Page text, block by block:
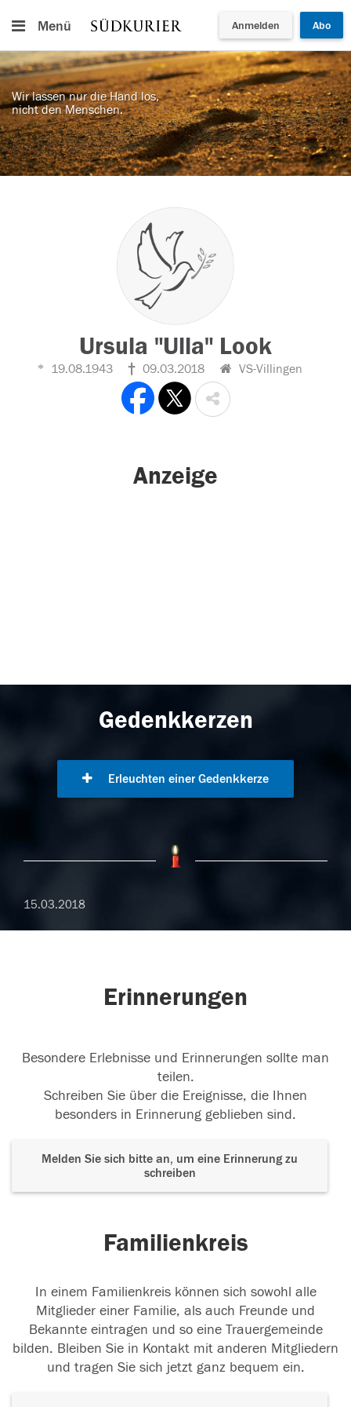
Menü Anmelden Abo
Wir lassen nur die Hand los,
nicht den Menschen.
Ursula "Ulla" Look
19.08.1943 09.03.2018 VS-Villingen
Anzeige
Gedenkkerzen
Erleuchten einer Gedenkkerze
15.03.2018
Erinnerungen
Besondere Erlebnisse und Erinnerungen sollte man
teilen.
Schreiben Sie über die Ereignisse, die Ihnen
besonders in Erinnerung geblieben sind.
Melden Sie sich bitte an, um eine Erinnerung zu
schreiben
Familienkreis
In einem Familienkreis können sich sowohl alle
Mitglieder einer Familie, als auch Freunde und
Bekannte eintragen und so eine Trauergemeinde
bilden. Bleiben Sie in Kontakt mit anderen Mitgliedern
und tragen Sie sich jetzt ganz bequem ein.